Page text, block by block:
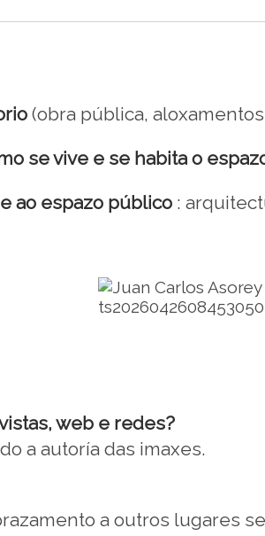
(obra pública,
se vive e se habita o
ao espazo público :
web e redes?
a autoría das imaxes.
a outros lugares